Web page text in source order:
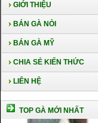
GIỚI THIỆU
BÁN GÀ NÒI
BÁN GÀ MỸ
CHIA SẺ KIẾN THỨC
LIÊN HỆ
TOP GÀ MỚI NHẤT